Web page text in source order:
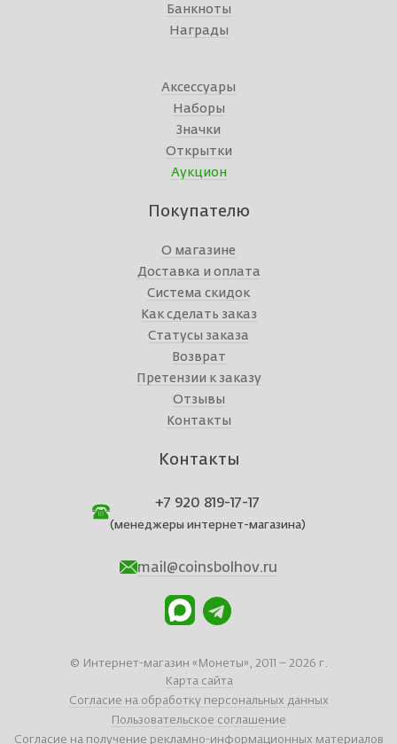
Банкноты
Награды
Аксессуары
Наборы
Значки
Открытки
Аукцион
Покупателю
О магазине
Доставка и оплата
Система скидок
Как сделать заказ
Статусы заказа
Возврат
Претензии к заказу
Отзывы
Контакты
Контакты
+7 920 819-17-17
(менеджеры интернет-магазина)
mail@coinsbolhov.ru
© Интернет-магазин «Монеты», 2011 – 2026 г.
Карта сайта
Согласие на обработку персональных данных
Пользовательское соглашение
Согласие на получение рекламно-информационных материалов